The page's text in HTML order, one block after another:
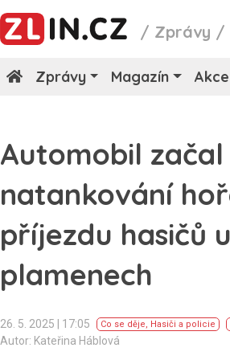
/ Zprávy /
Zprávy Magazín Akce
Automobil
natankování
příjezdu hasičů
plamenech
26. 5. 2025 | 17:05 Co se děje, Hasiči a policie
Autor: Kateřina Háblová